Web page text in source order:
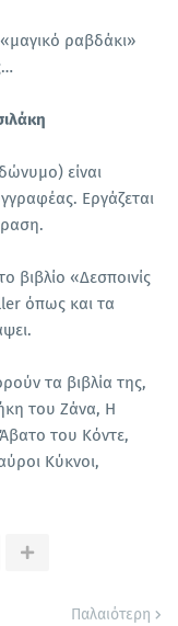
ραβδάκι»
είναι
Εργάζεται
βιβλίο «Δεσποινίς
όπως και τα
τα βιβλία της,
του Ζάνα, Η
του Κόντε,
Κύκνοι,
Παλαιότερη